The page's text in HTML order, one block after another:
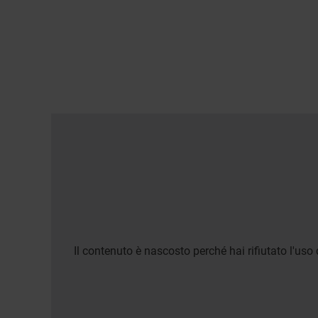
Il contenuto è nascosto perché hai rifiutato l'uso